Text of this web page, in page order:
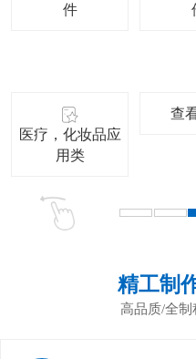
件
医疗，化妆品应
用类
查
精工制
高品质/全制